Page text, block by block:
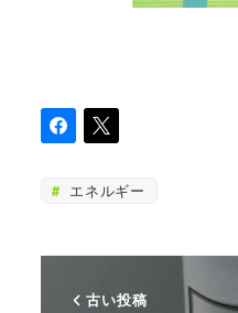
エネルギー
古い投稿